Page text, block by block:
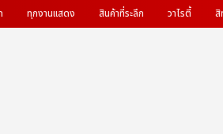
ทุกงานแสดง สินค้าที่ระลึก วาไรตี้ สิ